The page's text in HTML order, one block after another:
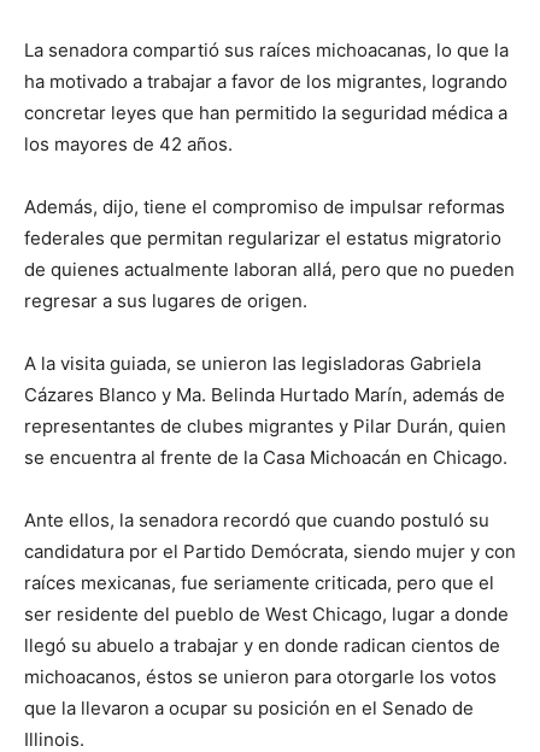
La senadora compartió sus raíces michoacanas, lo que la
ha motivado a trabajar a favor de los migrantes, logrando
concretar leyes que han permitido la seguridad médica a
los mayores de 42 años.
Además, dijo, tiene el compromiso de impulsar reformas
federales que permitan regularizar el estatus migratorio
de quienes actualmente laboran allá, pero que no pueden
regresar a sus lugares de origen.
A la visita guiada, se unieron las legisladoras Gabriela
Cázares Blanco y Ma. Belinda Hurtado Marín, además de
representantes de clubes migrantes y Pilar Durán, quien
se encuentra al frente de la Casa Michoacán en Chicago.
Ante ellos, la senadora recordó que cuando postuló su
candidatura por el Partido Demócrata, siendo mujer y con
raíces mexicanas, fue seriamente criticada, pero que el
ser residente del pueblo de West Chicago, lugar a donde
llegó su abuelo a trabajar y en donde radican cientos de
michoacanos, éstos se unieron para otorgarle los votos
que la llevaron a ocupar su posición en el Senado de
Illinois.